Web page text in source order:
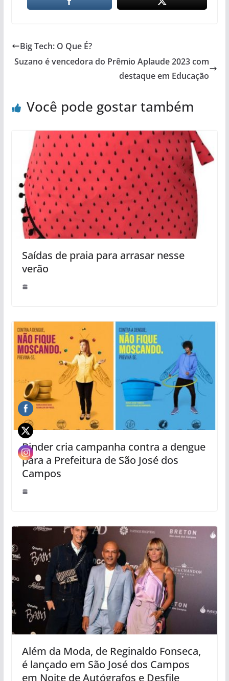
Big Tech: O Que É?
Suzano é vencedora do Prêmio Aplaude 2023 com
destaque em Educação
Você pode gostar também
Saídas de praia para arrasar nesse
verão
Binder cria campanha contra a dengue
para a Prefeitura de São José dos
Campos
Além da Moda, de Reginaldo Fonseca,
é lançado em São José dos Campos
em Noite de Autógrafos e Desfile